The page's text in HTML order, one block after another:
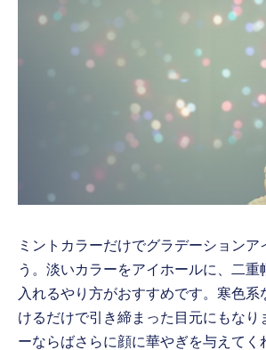
ミントカラーだけでグラデーションア
う。淡いカラーをアイホールに、二重
入れるやり方がおすすめです。寒色系
けるだけで引き締まった目元にもなり
ーならばさらに顔に華やぎを与えてく